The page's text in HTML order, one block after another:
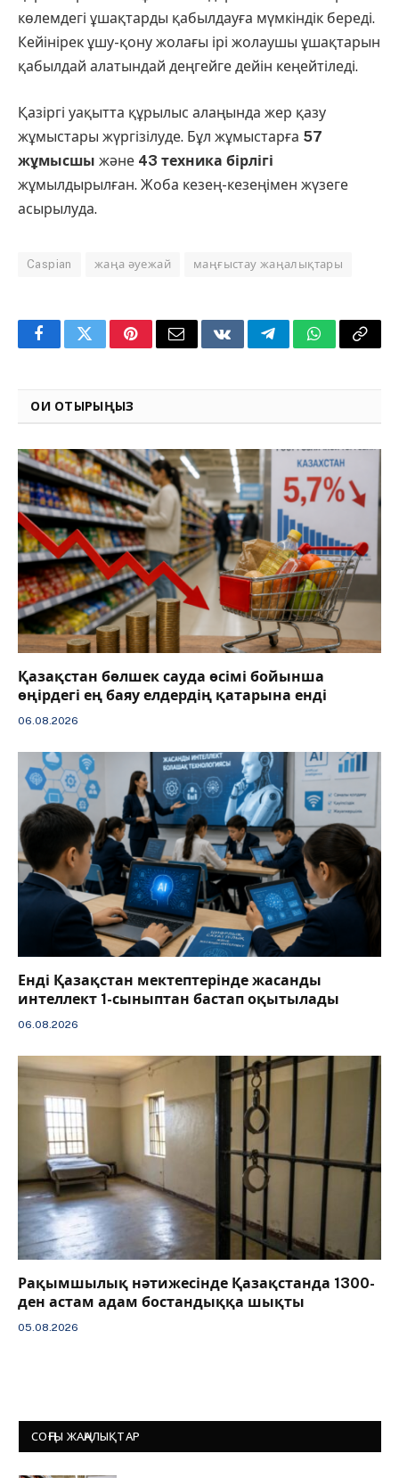
көлемдегі ұшақтарды қабылдауға мүмкіндік береді.
Кейінірек ұшу-қону жолағы ірі жолаушы ұшақтарын
қабылдай алатындай деңгейге дейін кеңейтіледі.
Қазіргі уақытта құрылыс алаңында жер қазу
жұмыстары жүргізілуде. Бұл жұмыстарға 57
жұмысшы және 43 техника бірлігі
жұмылдырылған. Жоба кезең-кезеңімен жүзеге
асырылуда.
Caspian жаңа әуежай маңғыстау жаңалықтары
FacebookTwitterPinterestEmail VKontakteTelegramWhatsApp
Copy
ОҚИ ОТЫРЫҢЫЗ
Қазақстан бөлшек сауда өсімі бойынша
өңірдегі ең баяу елдердің қатарына енді
06.08.2026
️Енді Қазақстан мектептерінде жасанды
интеллект 1-сыныптан бастап оқытылады
06.08.2026
Рақымшылық нәтижесінде Қазақстанда 1300-
ден астам адам бостандыққа шықты
05.08.2026
СОҢҒЫ ЖАҢАЛЫҚТАР